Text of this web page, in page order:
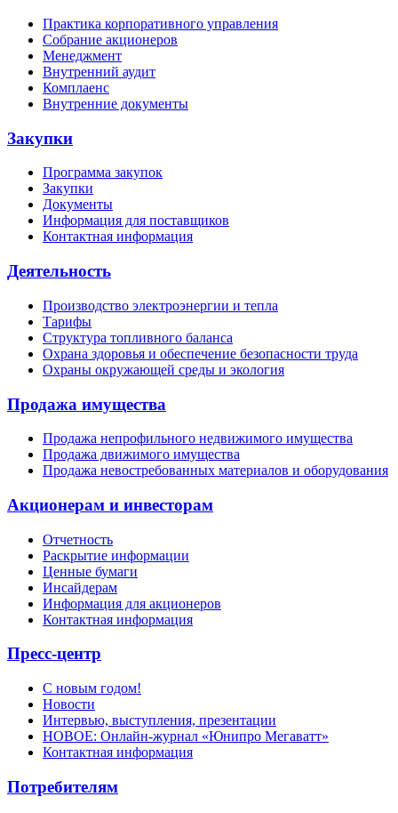
Практика корпоративного управления
Собрание акционеров
Менеджмент
Внутренний аудит
Комплаенс
Внутренние документы
Закупки
Программа закупок
Закупки
Документы
Информация для поставщиков
Контактная информация
Деятельность
Производство электроэнергии и тепла
Тарифы
Структура топливного баланса
Охрана здоровья и обеспечение безопасности труда
Охраны окружающей среды и экология
Продажа имущества
Продажа непрофильного недвижимого имущества
Продажа движимого имущества
Продажа невостребованных материалов и оборудования
Акционерам и инвесторам
Отчетность
Раскрытие информации
Ценные бумаги
Инсайдерам
Информация для акционеров
Контактная информация
Пресс-центр
С новым годом!
Новости
Интервью, выступления, презентации
НОВОЕ: Онлайн-журнал «Юнипро Мегаватт»
Контактная информация
Потребителям